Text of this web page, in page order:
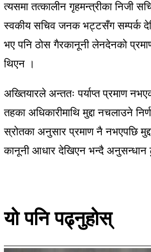
त्यसमा तत्कालीन गृहमन्त्रीका निजी
स्वकीय सचिव जनक भट्टसँग सम्पर्क
भए पनि ठोस गैरकानूनी लेनदेनको
थिएन ।
अख्तियारले अन्ततः पर्याप्त प्रमाण
तहका अधिकारीमाथि मुद्दा नचलाउने
स्रोतका अनुसार प्रमाण नै नभएपछि
कानूनी आधार देखिएन भन्दै अनुसन्धान
यो पनि पढ्नुहोस्